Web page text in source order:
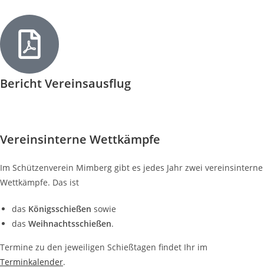
Bericht Vereinsausflug
Vereinsinterne Wettkämpfe
Im Schützenverein Mimberg gibt es jedes Jahr zwei vereinsinterne
Wettkämpfe. Das ist
das Königsschießen sowie
das Weihnachtsschießen.
Termine zu den jeweiligen Schießtagen findet Ihr im
Terminkalender.